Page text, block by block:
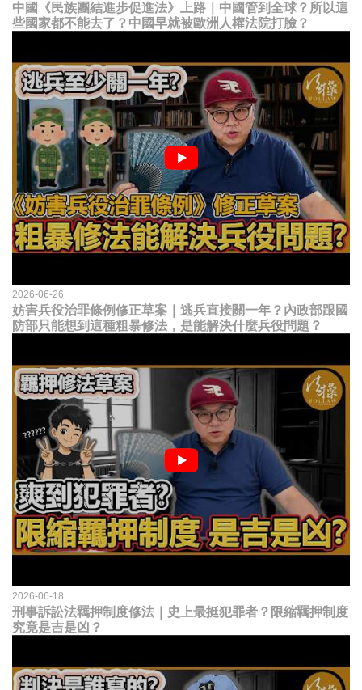
中國《民族團結進步促進法》上路｜中國管到全球？所以這
些國家都不能去了？中國早就被歐洲人權法院打臉？
2026-06-26
妨害兵役治罪條例修正草案｜逃兵直接關一年？內政部跟國
防部只能想到這種粗暴修法，是能解決什麼兵役問題？
2026-06-18
刑事訴訟法羈押制度修法｜史上最挺犯罪者？限縮羈押制度
究竟是吉是凶？